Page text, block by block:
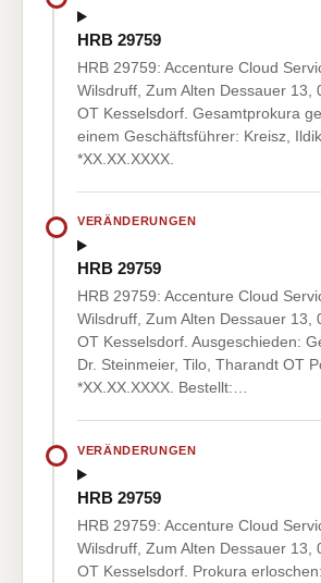
HRB 29759
HRB 29759: Accenture Cloud
Wilsdruff, Zum Alten Dessauer 13,
OT Kesselsdorf. Gesamtprokura
einem Geschäftsführer: Kreisz,
*XX.XX.XXXX.
VERÄNDERUNGEN
HRB 29759
HRB 29759: Accenture Cloud
Wilsdruff, Zum Alten Dessauer 13,
OT Kesselsdorf. Ausgeschieden:
Dr. Steinmeier, Tilo, Tharandt OT
*XX.XX.XXXX. Bestellt:…
VERÄNDERUNGEN
HRB 29759
HRB 29759: Accenture Cloud
Wilsdruff, Zum Alten Dessauer 13,
OT Kesselsdorf. Prokura